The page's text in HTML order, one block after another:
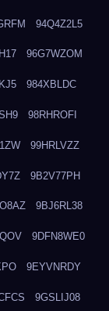
94Q4Z2L5
96G7WZOM
984XBLDC
98RHROFI
99HRLVZZ
9B2V77PH
9BJ6RL38
9DFN8WE0
9EYVNRDY
9GSLIJ08